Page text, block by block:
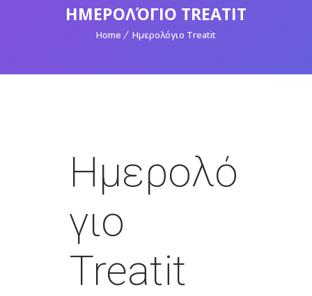
ΗΜΕΡΟΛΌΓΙΟ TREATIT
Home Ημερολόγιο Treatit
Ημερολό
γιο
Treatit